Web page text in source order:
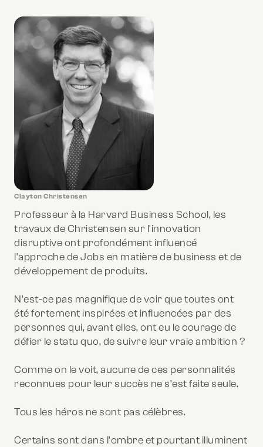
Clayton Christensen
Professeur à la Harvard Business School, les
travaux de Christensen sur l'innovation
disruptive ont profondément influencé
l'approche de Jobs en matière de business et de
développement de produits.
N’est-ce pas magnifique de voir que toutes ont
été fortement inspirées et influencées par des
personnes qui, avant elles, ont eu le courage de
défier le statu quo, de suivre leur vraie ambition ?
Comme on le voit, aucune de ces personnalités
reconnues pour leur succès ne s’est faite seule.
Tous les héros ne sont pas célèbres.
Certains sont dans l’ombre et pourtant illuminent